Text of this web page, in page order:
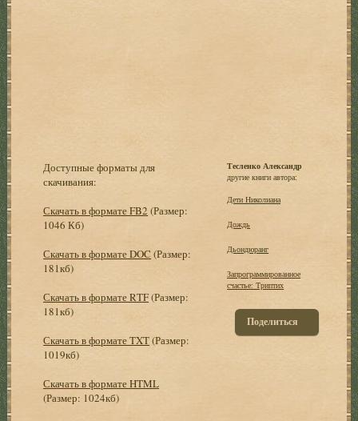
Доступные форматы для
скачивания:
Скачать в формате FB2 (Размер:
1046 Кб)
Скачать в формате DOC (Размер:
181кб)
Скачать в формате RTF(Размер:
181кб)
Скачать в формате TXT(Размер:
1019кб)
Скачать в формате HTML
(Размер: 1024кб)
Тесленко Александр
другие книги автора:
Дети Николиана
Дождь
Дьондюранг
Запрограммированное
счастье: Триптих
Поделиться